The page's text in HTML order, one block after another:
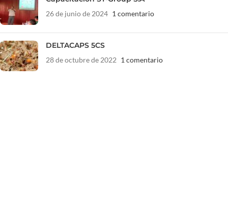
26 de junio de 2024 1 comentario
DELTACAPS 5CS
28 de octubre de 2022 1 comentario